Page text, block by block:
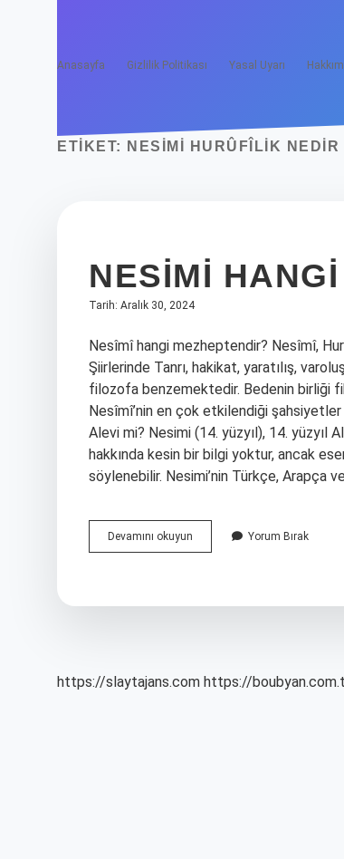
Anasayfa Gizlilik Politikası Yasal Uyarı
ETIKET: NESIMI HURÛFÎLIK NEDIR
NESIMI
Tarih: Aralık 30, 2024
Nesîmî hangi mezheptendir? Nesîmî,
Şiirlerinde Tanrı, hakikat, yaratılış,
filozofa benzemektedir. Bedenin birliği
Nesîmî’nin en çok etkilendiği şahsiyetler
Alevi mi? Nesimi (14. yüzyıl), 14. yüzyıl
hakkında kesin bir bilgi yoktur, ancak
söylenebilir. Nesimi’nin Türkçe, Arapça
Devamını okuyun
Hangi
Yorum Bırak
https://slaytajans.com https://